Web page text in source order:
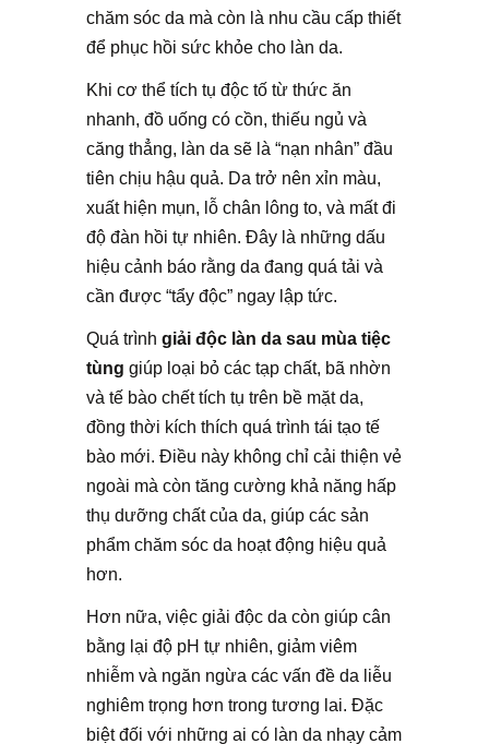
chăm sóc da mà còn là nhu cầu cấp thiết
để phục hồi sức khỏe cho làn da.
Khi cơ thể tích tụ độc tố từ thức ăn
nhanh, đồ uống có cồn, thiếu ngủ và
căng thẳng, làn da sẽ là “nạn nhân” đầu
tiên chịu hậu quả. Da trở nên xỉn màu,
xuất hiện mụn, lỗ chân lông to, và mất đi
độ đàn hồi tự nhiên. Đây là những dấu
hiệu cảnh báo rằng da đang quá tải và
cần được “tẩy độc” ngay lập tức.
Quá trình giải độc làn da sau mùa tiệc
tùng giúp loại bỏ các tạp chất, bã nhờn
và tế bào chết tích tụ trên bề mặt da,
đồng thời kích thích quá trình tái tạo tế
bào mới. Điều này không chỉ cải thiện vẻ
ngoài mà còn tăng cường khả năng hấp
thụ dưỡng chất của da, giúp các sản
phẩm chăm sóc da hoạt động hiệu quả
hơn.
Hơn nữa, việc giải độc da còn giúp cân
bằng lại độ pH tự nhiên, giảm viêm
nhiễm và ngăn ngừa các vấn đề da liễu
nghiêm trọng hơn trong tương lai. Đặc
biệt đối với những ai có làn da nhạy cảm